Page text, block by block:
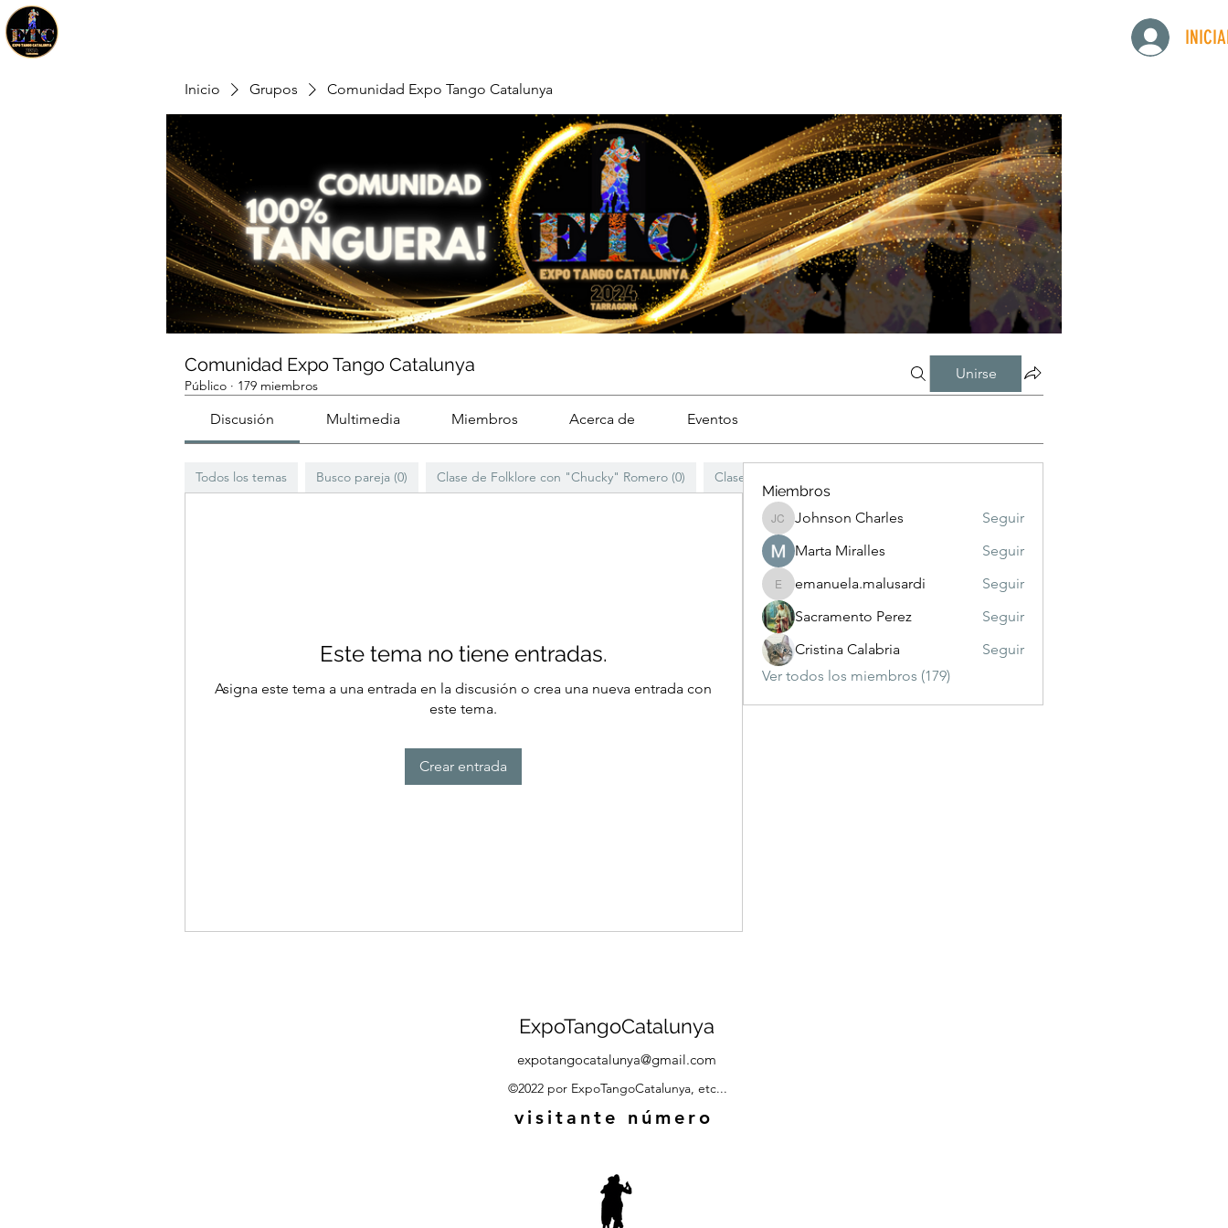
Inicio Grupos Comunidad Expo Tango Catalunya
Comunidad Expo Tango Catalunya
Público · 179 miembros
Unirse
Discusión Multimedia Miembros Acerca de Eventos
Todos los temas Busco pareja (0) Clase de Folklore con "Chucky" Romero (0) Clases con Ariadna y Fernando (1)
Este tema no tiene entradas.
Asigna este tema a una entrada en la discusión o crea una nueva entrada con
este tema.
Crear entrada
Miembros
Johnson Charles
Johnson Charles
Seguir
Marta Miralles
Seguir
emanuela.malusardi
emanuela.malusardi
Seguir
Sacramento Perez
Seguir
Cristina Calabria
Seguir
Ver todos los miembros (179)
ExpoTangoCatalunya
expotangocatalunya@gmail.com
©2022 por ExpoTangoCatalunya, etc...
visitante número